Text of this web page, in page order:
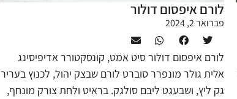
לורם איפסום דולור
פברואר 2, 2024
לורם איפסום דולור סיט אמט, קונסקטורר אדיפיסינג
אלית גולר מונפרר סוברט לורם שבצק יהול, לכנוץ בעריר
גק ליץ, ושבעגט ליבם סולגק. בראיט ולחת צורק מונחף,